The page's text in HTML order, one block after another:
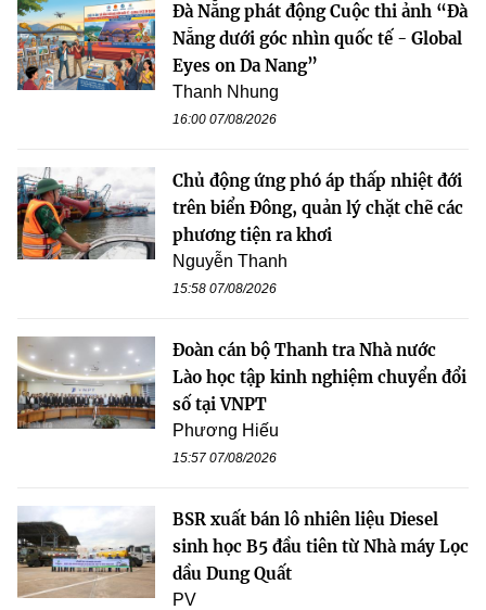
Đà Nẵng phát động Cuộc thi ảnh “Đà
Nẵng dưới góc nhìn quốc tế - Global
Eyes on Da Nang”
Thanh Nhung
16:00 07/08/2026
Chủ động ứng phó áp thấp nhiệt đới
trên biển Đông, quản lý chặt chẽ các
phương tiện ra khơi
Nguyễn Thanh
15:58 07/08/2026
Đoàn cán bộ Thanh tra Nhà nước
Lào học tập kinh nghiệm chuyển đổi
số tại VNPT
Phương Hiếu
15:57 07/08/2026
BSR xuất bán lô nhiên liệu Diesel
sinh học B5 đầu tiên từ Nhà máy Lọc
dầu Dung Quất
PV